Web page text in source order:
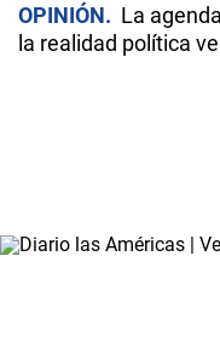
OPINIÓN
La
la realidad política